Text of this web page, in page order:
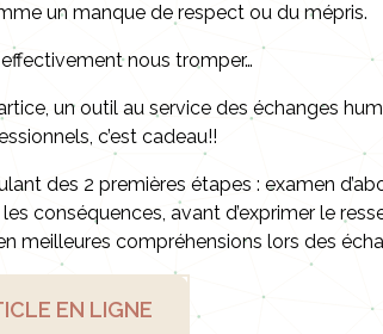
un manque de respect ou du mépris.
nous tromper…
un outil au service des échanges
c’est cadeau!!
des 2 premières étapes : examen
conséquences, avant d’exprimer le
meilleures compréhensions lors des
EN LIGNE